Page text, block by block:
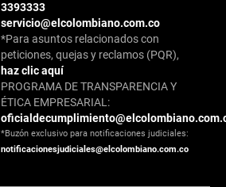
3393333
servicio@elcolombiano.com.co
*Para asuntos relacionados con
peticiones, quejas y reclamos (PQR),
haz clic aquí
PROGRAMA DE TRANSPARENCIA Y
ÉTICA EMPRESARIAL:
*Buzón exclusivo para notificaciones judiciales:
notificacionesjudiciales@elcolombiano.com.co